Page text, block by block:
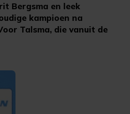
Bergsma en leek
kampioen na
Talsma, die vanuit de